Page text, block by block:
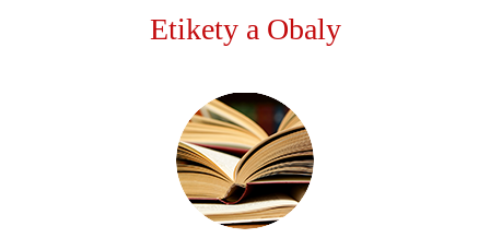
Etikety a Obaly